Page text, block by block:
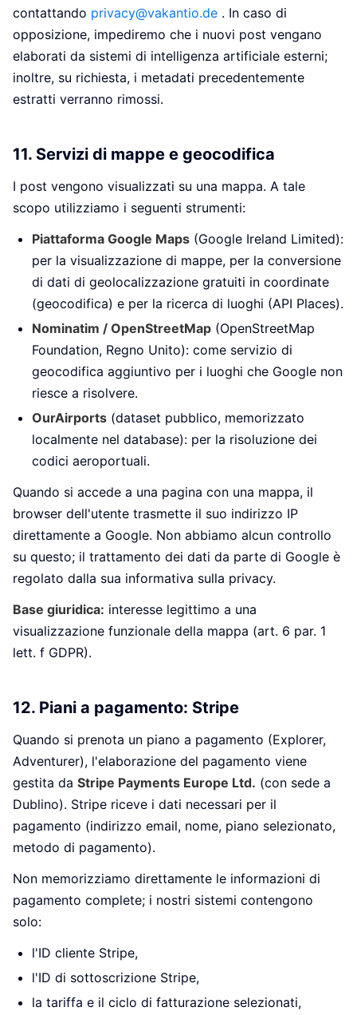
contattando privacy@vakantio.de . In caso di
opposizione, impediremo che i nuovi post vengano
elaborati da sistemi di intelligenza artificiale esterni;
inoltre, su richiesta, i metadati precedentemente
estratti verranno rimossi.
11. Servizi di mappe e geocodifica
I post vengono visualizzati su una mappa. A tale
scopo utilizziamo i seguenti strumenti:
Piattaforma Google Maps (Google Ireland Limited):
per la visualizzazione di mappe, per la conversione
di dati di geolocalizzazione gratuiti in coordinate
(geocodifica) e per la ricerca di luoghi (API Places).
Nominatim / OpenStreetMap (OpenStreetMap
Foundation, Regno Unito): come servizio di
geocodifica aggiuntivo per i luoghi che Google non
riesce a risolvere.
OurAirports (dataset pubblico, memorizzato
localmente nel database): per la risoluzione dei
codici aeroportuali.
Quando si accede a una pagina con una mappa, il
browser dell'utente trasmette il suo indirizzo IP
direttamente a Google. Non abbiamo alcun controllo
su questo; il trattamento dei dati da parte di Google è
regolato dalla sua informativa sulla privacy.
Base giuridica: interesse legittimo a una
visualizzazione funzionale della mappa (art. 6 par. 1
lett. f GDPR).
12. Piani a pagamento: Stripe
Quando si prenota un piano a pagamento (Explorer,
Adventurer), l'elaborazione del pagamento viene
gestita da Stripe Payments Europe Ltd. (con sede a
Dublino). Stripe riceve i dati necessari per il
pagamento (indirizzo email, nome, piano selezionato,
metodo di pagamento).
Non memorizziamo direttamente le informazioni di
pagamento complete; i nostri sistemi contengono
solo:
l'ID cliente Stripe,
l'ID di sottoscrizione Stripe,
la tariffa e il ciclo di fatturazione selezionati,